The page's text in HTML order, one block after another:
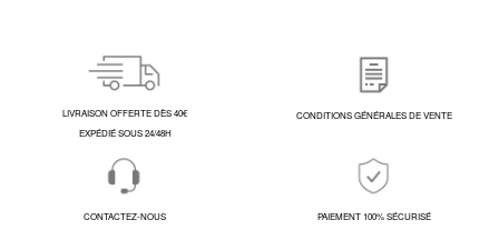
LIVRAISON OFFERTE DÈS 40€
EXPÉDIÉ SOUS 24/48H
CONDITIONS GÉNÉRALES DE VENTE
CONTACTEZ-NOUS PAIEMENT 100% SÉCURISÉ